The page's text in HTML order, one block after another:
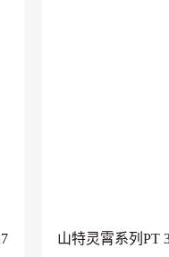
山特灵霄系列PT